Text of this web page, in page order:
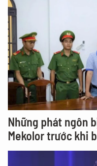
Những phát ngôn
Mekolor trước khi